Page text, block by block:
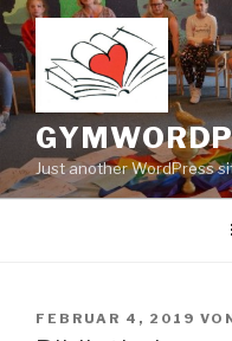
Zum
Inhalt
springen
Just another WordPress
VERÖFFENTLICHT
FEBRUAR 4, 2019